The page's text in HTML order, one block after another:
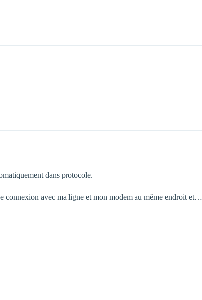
dans protocole.
connexion avec ma ligne et mon modem au même endroit et…